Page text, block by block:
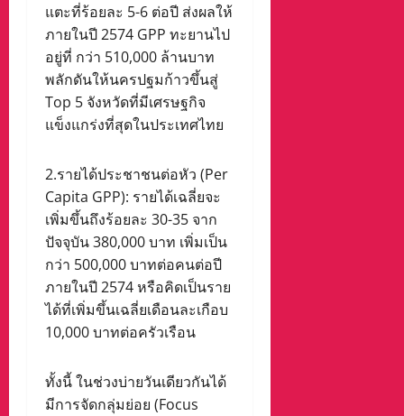
แตะที่ร้อยละ 5-6 ต่อปี ส่งผลให้
ภายในปี 2574 GPP ทะยานไป
อยู่ที่ กว่า 510,000 ล้านบาท
พลักดันให้นครปฐมก้าวขึ้นสู่
Top 5 จังหวัดที่มีเศรษฐกิจ
แข็งแกร่งที่สุดในประเทศไทย
2.รายได้ประชาชนต่อหัว (Per
Capita GPP): รายได้เฉลี่ยจะ
เพิ่มขึ้นถึงร้อยละ 30-35 จาก
ปัจจุบัน 380,000 บาท เพิ่มเป็น
กว่า 500,000 บาทต่อคนต่อปี
ภายในปี 2574 หรือคิดเป็นราย
ได้ที่เพิ่มขึ้นเฉลี่ยเดือนละเกือบ
10,000 บาทต่อครัวเรือน
ทั้งนี้ ในช่วงบ่ายวันเดียวกันได้
มีการจัดกลุ่มย่อย (Focus